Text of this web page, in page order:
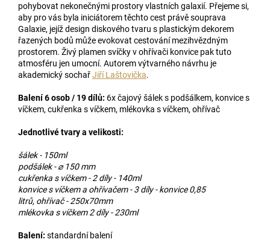
pohybovat nekonečnými prostory vlastních galaxií. Přejeme si,
aby pro vás byla iniciátorem těchto cest právě souprava
Galaxie, jejíž design diskového tvaru s plastickým dekorem
řazených bodů může evokovat cestování mezihvězdným
prostorem. Živý plamen svíčky v ohřívači konvice pak tuto
atmosféru jen umocní. Autorem výtvarného návrhu je
akademický sochařJiří Laštovička.
Balení 6 osob / 19 dílů: 6x čajový šálek s podšálkem, konvice s
víčkem, cukřenka s víčkem, mlékovka s víčkem, ohřívač
Jednotlivé tvary a velikosti:
šálek - 150ml
podšálek - ⌀ 150 mm
cukřenka s víčkem - 2 díly - 140ml
konvice s víčkem a ohřívačem - 3 díly - konvice 0,85
litrů, ohřívač - 250x70mm
mlékovka s víčkem 2 díly - 230ml
Balení: standardní balení